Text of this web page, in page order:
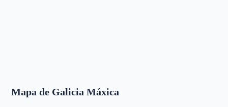
Mapa de Galicia Máxica